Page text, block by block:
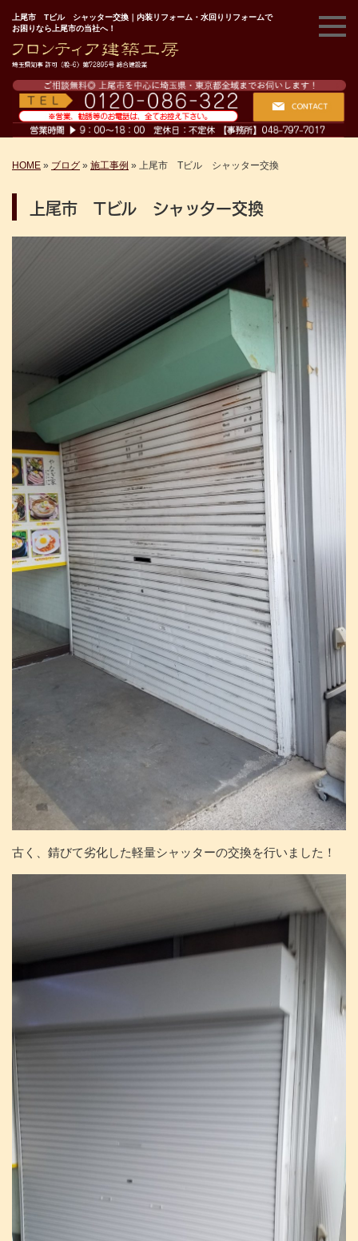
上尾市 Tビル シャッター交換｜内装リフォーム・水回りリフォームで
お困りなら上尾市の当社へ！
HOME » ブログ » 施工事例 » 上尾市 Tビル シャッター交換
上尾市 Tビル シャッター交換
古く、錆びて劣化した軽量シャッターの交換を行いました！